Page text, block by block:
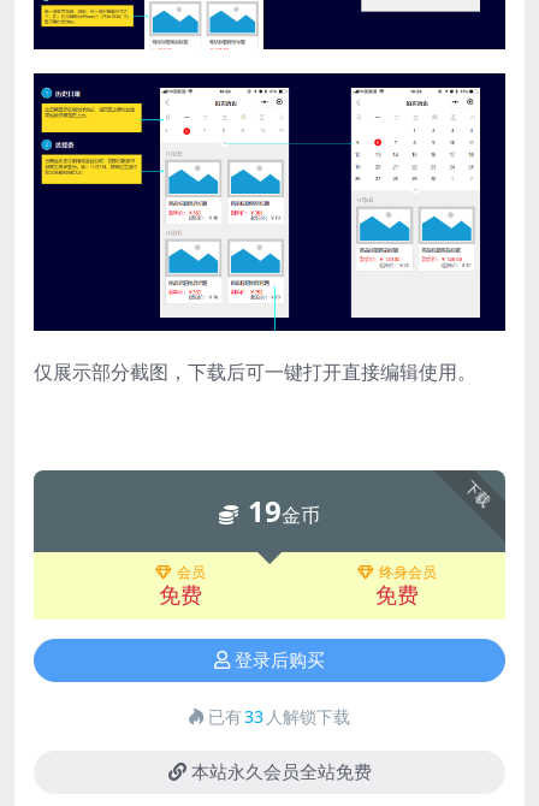
仅展示部分截图，下载后可一键打开直接编辑使用。
下载
19金币
会员
免费
终身会员
免费
登录后购买
已有33 人解锁下载
本站永久会员全站免费